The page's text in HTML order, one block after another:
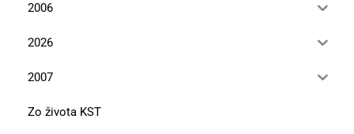
2006
2026
2007
Zo života KST